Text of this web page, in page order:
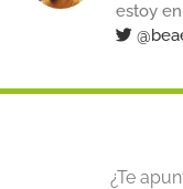
estoy
¿Te